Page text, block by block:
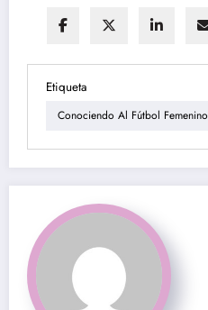
Etiqueta
Conociendo Al Fútbol Femenino